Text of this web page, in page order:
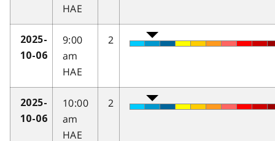
HAE
2025-
10-06
9:00
am
HAE
2
2025-
10-06
10:00
am
HAE
2